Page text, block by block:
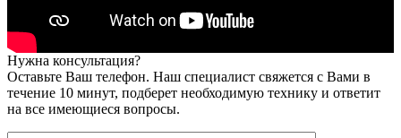
Нужна консультация?
Оставьте Ваш телефон. Наш специалист свяжется с Вами в
течение 10 минут, подберет необходимую технику и ответит
на все имеющиеся вопросы.